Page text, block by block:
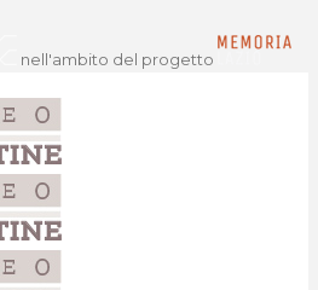
nell'ambito del progetto